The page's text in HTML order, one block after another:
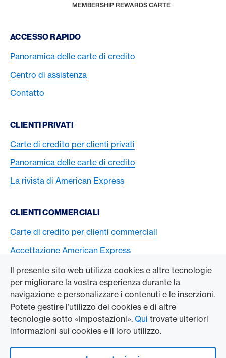
Il presente sito web utilizza cookies e altre tecnologie
per migliorare la vostra esperienza durante la
navigazione e personalizzare i contenuti e le inserzioni.
Potete gestire l’utilizzo dei cookies e di altre
tecnologie sotto «Impostazioni». Qui trovate ulteriori
informazioni sui cookies e il loro utilizzo.
MEMBERSHIP REWARDS CARTE
Footer Navigation
ACCESSO RAPIDO
Panoramica delle carte di credito
Centro di assistenza
Contatto
CLIENTI PRIVATI
Carte di credito per clienti privati
Panoramica delle carte di credito
La rivista di American Express
CLIENTI COMMERCIALI
Carte di credito per clienti commerciali
Accettazione American Express
L’AZIENDA
Swisscard AECS GmbH
American Express Globale
Contact & Social channels